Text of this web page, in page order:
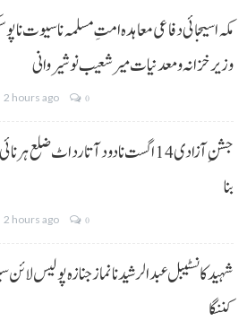
مکہ اسیجائی دفاعی معاہدہ امتِ مسلمہ نا سیوت نا
وزیر خزانہ و معدنیات میر شعیب نوشیروانی
2 hours ago 0
جشنِ آزادی 14 اگست نا دود آتا رد اٹ
بنا
2 hours ago 0
شہید کانسٹیبل عبدالرشید نا نماز جنازہ پولیس
کننگا